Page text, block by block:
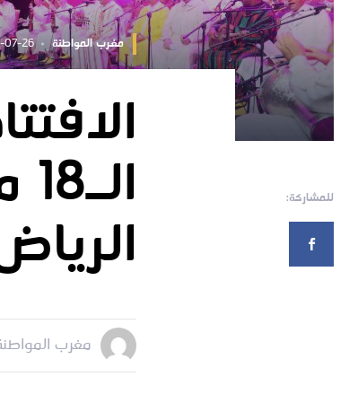
مغرب المواطنة 12:45:30
للمشاركة:
مغرب